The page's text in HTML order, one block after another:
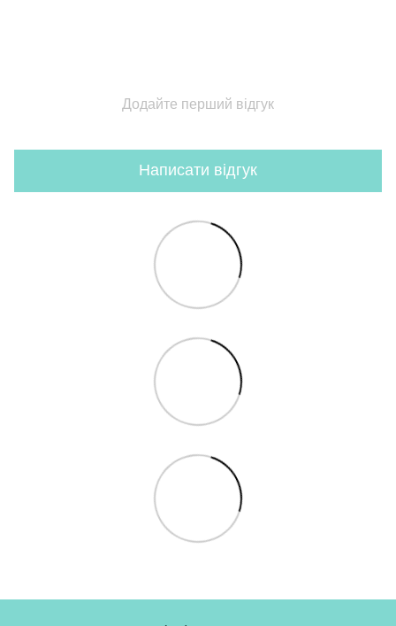
Додайте перший відгук
Написати відгук